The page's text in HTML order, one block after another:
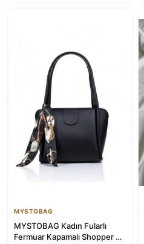
MYSTOBAG
MYSTOBAG Kadın Fularlı
Fermuar Kapamalı Shopper El